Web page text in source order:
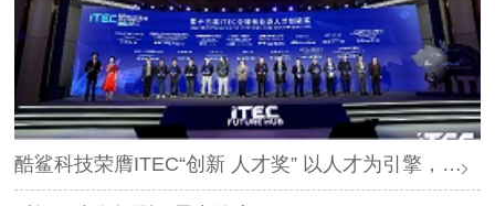
酷鲨科技荣膺ITEC“创新 人才奖” 以人才为引擎，时空为基石，驱动智能未来